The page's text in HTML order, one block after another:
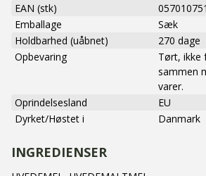
EAN (stk)
Emballage
Sæk
Holdbarhed (uåbnet)
270 dage
Opbevaring
Tørt, ikke
sammen
varer.
Oprindelsesland
EU
Dyrket/Høstet i
Danmark
INGREDIENSER